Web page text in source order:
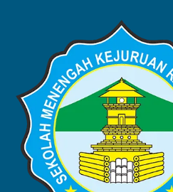
VALIDASI